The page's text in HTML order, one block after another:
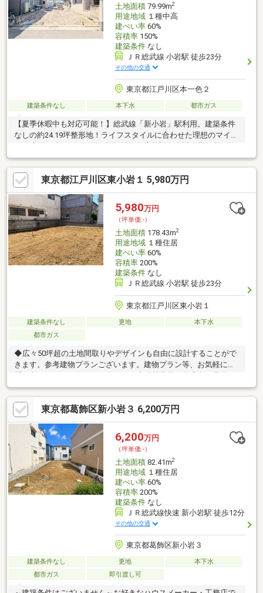
土地面積79.99m2
用途地域１種中高
建ぺい率60%
容積率150%
建築条件なし
ＪＲ総武線 小岩駅 徒歩23分
その他の交通
東京都江戸川区本一色２
建築条件なし 本下水 都市ガス
【夏季休暇中も対応可能！】総武線「新小岩」駅利用。建築条件
なしの約24.19坪整形地！ライフスタイルに合わせた理想のマイホ
の高い好立地です。【建築条件なし売地】お好きなハウスメーカ
ーで自由設計が可能です！スーパー徒歩2分、小学校徒歩8分、図
書館徒歩6分と周辺環境が大変充実した暮らしやすい平坦地。約
24.19坪の開放感ある整形地です。江戸川区本一色に全1区画の売
地が登場！建築条件なしのため、お好みの工務店等でこだわりの
邸宅を建築できます。スーパー徒歩2分で買物至便◎参考プランの
ご相談や現地へのご案内など、お気軽にお要望ください！
東京都江戸川区東小岩１ 5,980万円
5,980万円
（坪単価:-）
土地面積178.43m2
用途地域１種住居
建ぺい率60%
容積率200%
建築条件なし
ＪＲ総武線 小岩駅 徒歩23分
東京都江戸川区東小岩１
建築条件なし 更地
本下水
都市ガス
◆広々50坪超の土地間取りやデザインも自由に設計することがで
きます。参考建物プランございます。建物プラン等、お気軽にお
も可能な限り対応させていただきます！◎電話もしくは【見学予
約する】ボタンから日程調整いただけるとスムーズです◎やり取
り不要で内見確定可能◎赤色の見学予約ボタンから最短２分で完
了＞＞＞Ｌｉｆｅ Ｉｎｆｏｒｍａｔｉｏｎ＜＜＜◇小岩第二小学
校まで約400m（約5分）◇小岩第二中学校まで約290m（約4分）
◆ミニコープ小岩店まで約170ｍ（約3分）◆セブンイレブン東小
岩店まで約300ｍ（約4分）
東京都葛飾区新小岩３ 6,200万円
6,200万円
（坪単価:-）
土地面積82.41m2
用途地域１種住居
建ぺい率60%
容積率200%
建築条件なし
ＪＲ総武線快速 新小岩駅 徒歩12分
その他の交通
東京都葛飾区新小岩３
建築条件なし 更地
本下水
都市ガス
即引渡し可